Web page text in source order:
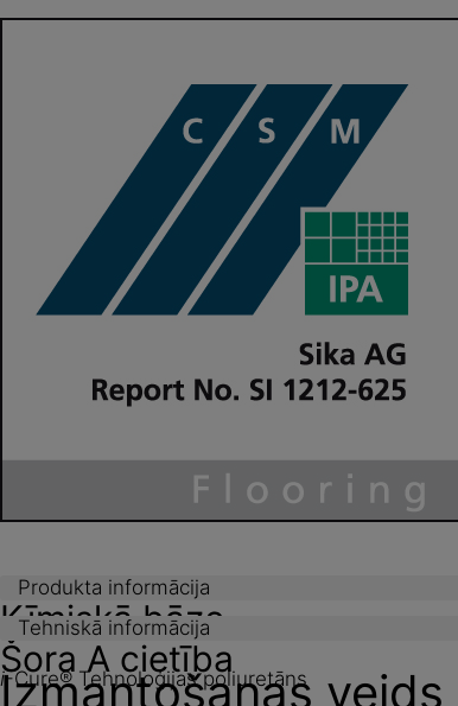
Produkta informācija
Ķīmiskā bāze
i-Cure® Tehnoloģijas poliuretāns
Tehniskā informācija
Šora A cietība
Izmantošanas veids